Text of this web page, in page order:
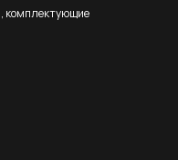
комплектующие